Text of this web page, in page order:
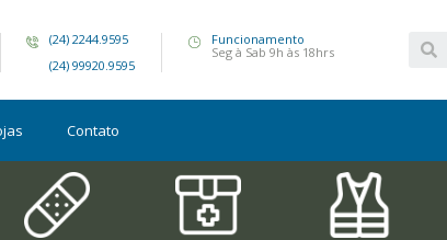
(24) 2244.9595
(24) 99920.9595
Funcionamento
Seg à Sab 9h às 18hrs
Contato